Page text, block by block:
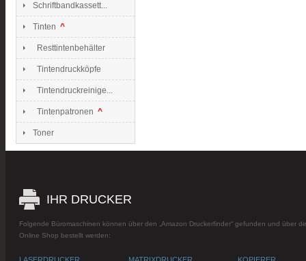
Schriftbandkassett...
Tinten ^
Resttintenbehälter
Tintendruckköpfe
Tintendruckreinige...
Tintenpatronen ^
Toner
IHR DRUCKER
Folgende Büromaschinen können über den „Amazon Druckerfinder“ gefunden und über
Online Shop bestellt werden: